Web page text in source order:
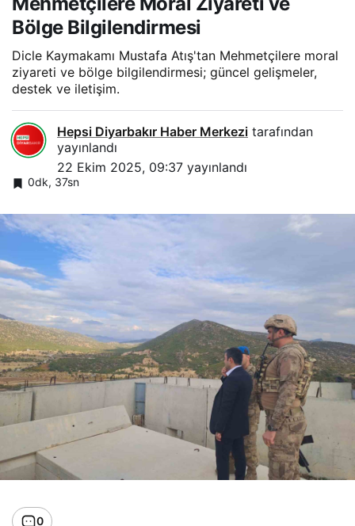
Bölge Bilgilendirmesi
Dicle Kaymakamı Mustafa Atış'tan Mehmetçilere moral
ziyareti ve bölge bilgilendirmesi; güncel gelişmeler,
destek ve iletişim.
Hepsi Diyarbakır Haber Merkezi tarafından
yayınlandı
22 Ekim 2025, 09:37 yayınlandı
0dk, 37sn
0